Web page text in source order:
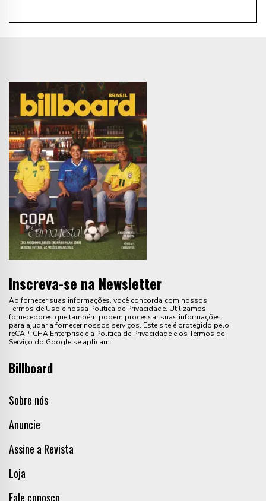
Inscreva-se na Newsletter
Ao fornecer suas informações, você concorda com nossos
Termos de Uso e nossa Política de Privacidade. Utilizamos
fornecedores que também podem processar suas informações
para ajudar a fornecer nossos serviços. Este site é protegido pelo
reCAPTCHA Enterprise e a Política de Privacidade e os Termos de
Serviço do Google se aplicam.
Billboard
Sobre nós
Anuncie
Assine a Revista
Loja
Fale conosco